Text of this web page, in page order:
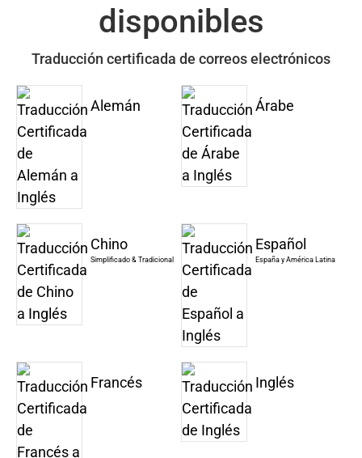
disponibles
Traducción certificada de correos electrónicos
Alemán Árabe
Chino
Simplificado & Tradicional
Español
España y América Latina
Francés Inglés